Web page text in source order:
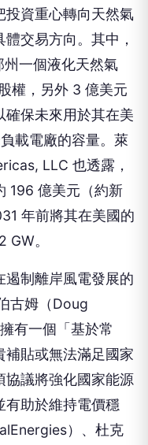
體交易方向。其中，
一個液化天然氣
權，另外 3 億美元
保未來用於其在美
載電廠的容量。萊
LLC 也透露，
196 億美元（約新
年前將其在美國的
GW。
制離岸風電發展的
古姆（Doug
有一個「基於常
貼或無法滿足國家
協議將強化國家能源
有助於維持電價穩
）、杜克
、Ocean